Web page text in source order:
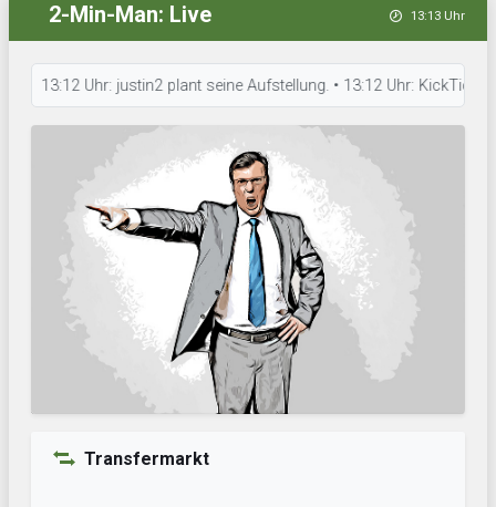
2-Min-Man: Live 13:13 Uhr
13:12 Uhr: justin2 plant seine Aufstellung. • 13:12 Uhr: KickTick ist
Transfermarkt